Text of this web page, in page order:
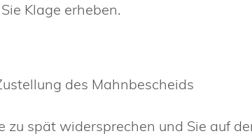
Klage erheben.
des Mahnbescheids
zu spät widersprechen und Sie auf